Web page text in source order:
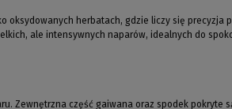
oksydowanych herbatach, gdzie liczy się precyzja
ale intensywnych naparów, idealnych do
Zewnętrzna część gaiwana oraz spodek pokryte